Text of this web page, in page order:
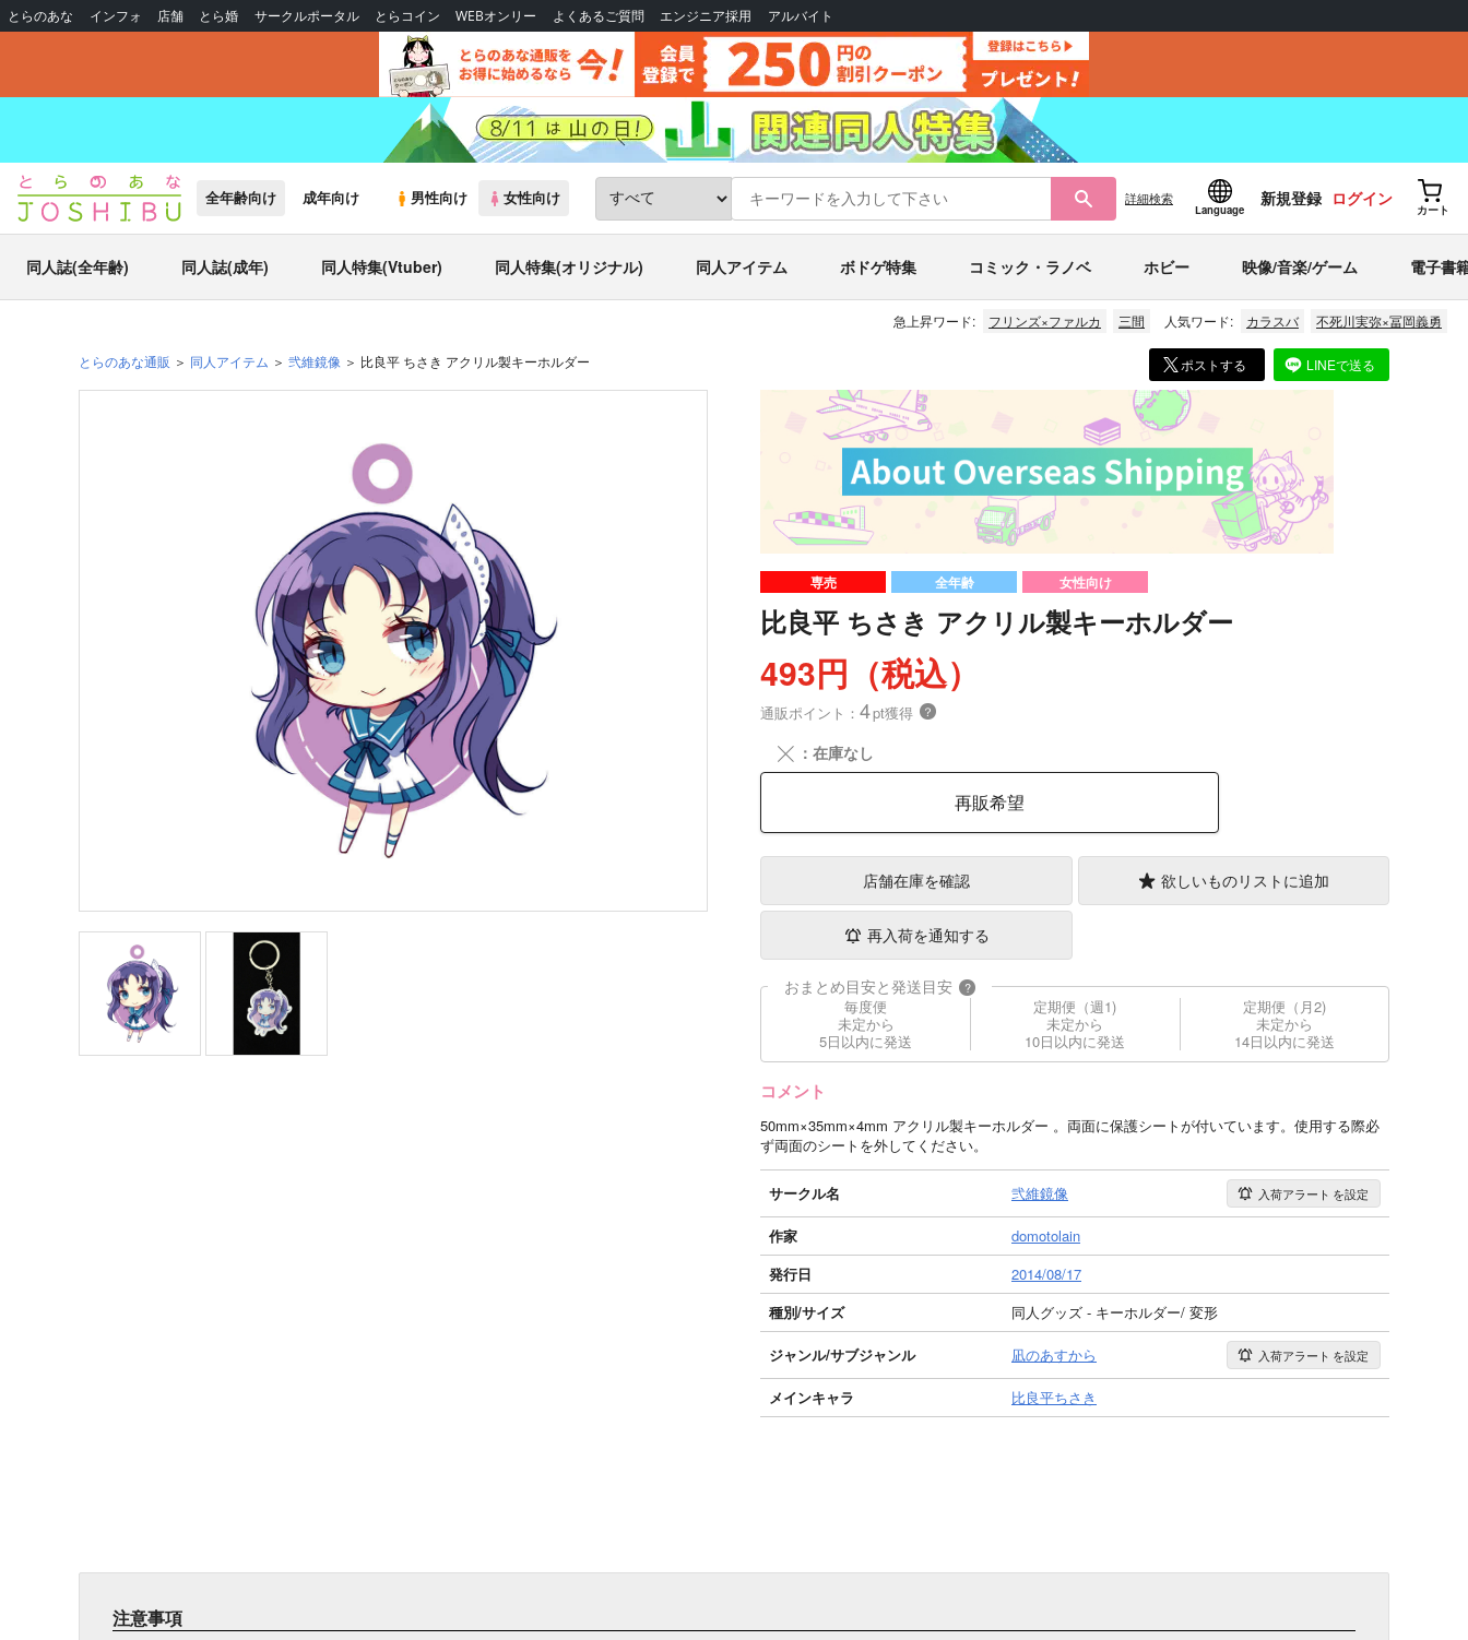
とらのあな インフォ 店舗 とら婚 サークルポータル とらコイン WEBオンリー よくあるご質問 エンジニア採用 アルバイト
全年齢向け 成年向け 男性向け 女性向け 詳細検索
Language
新規登録 ログイン
カート
同人誌(全年齢) 同人誌(成年) 同人特集(Vtuber) 同人特集(オリジナル) 同人アイテム ボドゲ特集 コミック・ラノベ ホビー 映像/音楽/ゲーム 電子書
急上昇ワード: フリンズ×ファルカ 三間 人気ワード: カラスバ 不死川実弥×冨岡義勇
とらのあな通販 同人アイテム 弐維鏡像 比良平 ちさき アクリル製キーホルダー ポストする LINEで送る
専売 全年齢 女性向け
比良平 ちさき アクリル製キーホルダー
493円（税込）
通販ポイント： 4pt獲得 ？
╳ ：在庫なし
再販希望
店舗在庫を確認 欲しいものリストに追加
再入荷を通知する
おまとめ目安と発送目安 ?
毎度便
未定から
5日以内に発送
定期便（週1)
未定から
10日以内に発送
定期便（月2)
未定から
14日以内に発送
コメント
50mm×35mm×4mm アクリル製キーホルダー 。両面に保護シートが付いています。使用する際必
ず両面のシートを外してください。
サークル名 弐維鏡像 入荷アラート を設定
作家
domotolain
発行日
2014/08/17
種別/サイズ
同人グッズ - キーホルダー/ 変形
ジャンル/サブジャンル 凪のあすから 入荷アラート を設定
メインキャラ 比良平ちさき
注意事項